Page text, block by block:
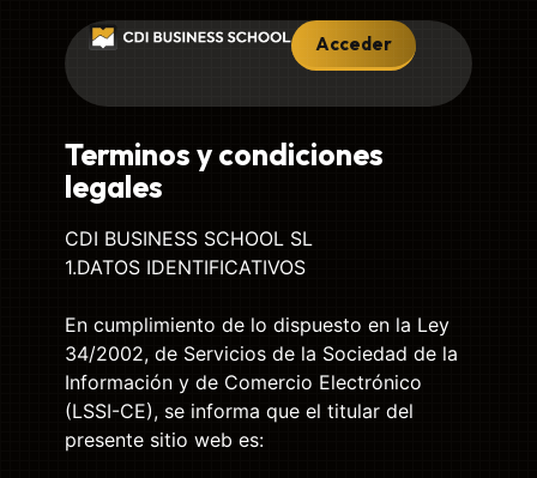
Acceder
Terminos y condiciones
legales
CDI BUSINESS SCHOOL SL
1.DATOS IDENTIFICATIVOS
En cumplimiento de lo dispuesto en la Ley
34/2002, de Servicios de la Sociedad de la
Información y de Comercio Electrónico
(LSSI-CE), se informa que el titular del
presente sitio web es: